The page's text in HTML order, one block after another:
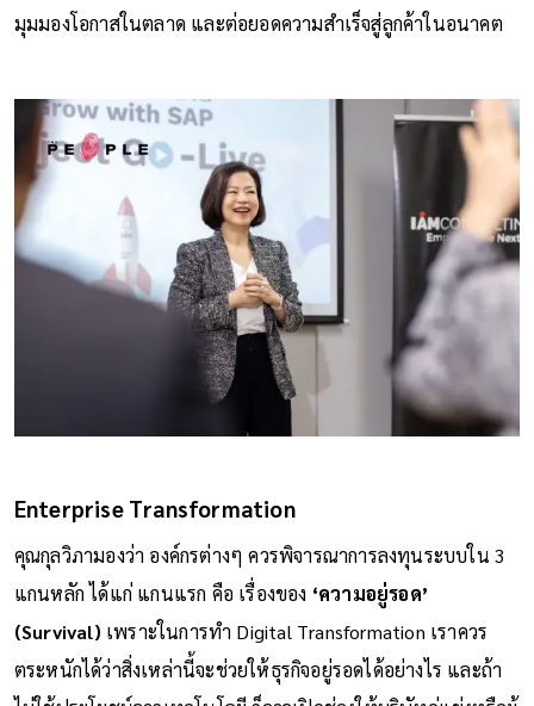
มุมมองโอกาสในตลาด และต่อยอดความสำเร็จสู่ลูกค้าในอนาคต
Enterprise Transformation
คุณกุลวิภามองว่า องค์กรต่างๆ ควรพิจารณาการลงทุนระบบใน 3
แกนหลัก ได้แก่ แกนแรก คือ เรื่องของ ‘ความอยู่รอด’
(Survival) เพราะในการทำ Digital Transformation เราควร
ตระหนักได้ว่าสิ่งเหล่านี้จะช่วยให้ธุรกิจอยู่รอดได้อย่างไร และถ้า